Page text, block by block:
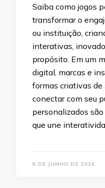
Saiba como jogos
transformar o
ou instituição,
interativas,
propósito. Em um
digital, marcas e
formas criativas de
conectar com seu
personalizados
que une
5 DE JUNHO DE 2026